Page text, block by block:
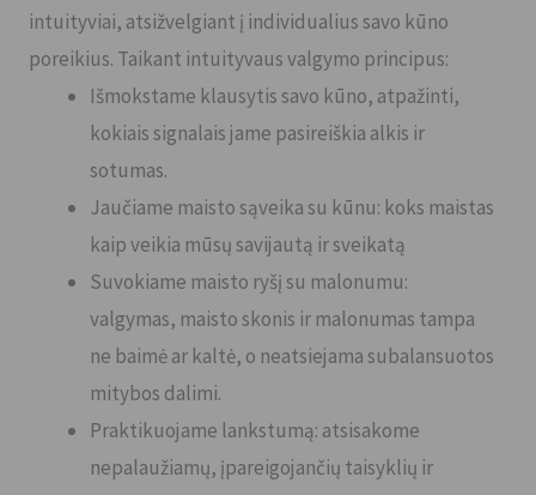
intuityviai, atsižvelgiant į individualius savo kūno
poreikius. Taikant intuityvaus valgymo principus:
Išmokstame klausytis savo kūno, atpažinti,
kokiais signalais jame pasireiškia alkis ir
sotumas.
Jaučiame maisto sąveika su kūnu: koks maistas
kaip veikia mūsų savijautą ir sveikatą
Suvokiame maisto ryšį su malonumu:
valgymas, maisto skonis ir malonumas tampa
ne baimė ar kaltė, o neatsiejama subalansuotos
mitybos dalimi.
Praktikuojame lankstumą: atsisakome
nepalaužiamų, įpareigojančių taisyklių ir